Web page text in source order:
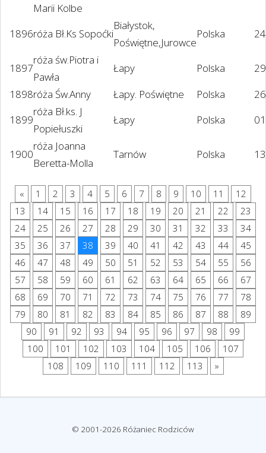
Marii Kolbe
1896róża Bł.Ks Sopoćki
Białystok,
Poświętne,Jurowce
Polska
1897
róża św.Piotra i
Pawła
Łapy Polska
1898róża Św.Anny Łapy. Poświętne Polska
1899
róża Bł.ks. J
Popiełuszki
Łapy Polska
1900
róża Joanna
Beretta-Molla
Tarnów Polska
« 1 2 3 4 5 6 7 8 9 10 11
12
13
14 15 16 17 18 19 20 21 22
23
24
25 26 27 28 29 30 31 32 33
34
35
36 37 38 39 40 41 42 43 44
45
46
47 48 49 50 51 52 53 54 55
56
57
58 59 60 61 62 63 64 65 66
67
68
69 70 71 72 73 74 75 76 77
78
79
80 81 82 83 84 85 86 87 88
89
90
91 92 93 94 95 96 97 98
99
100
101 102 103 104 105 106
107
108
109 110 111 112 113 »
© 2001-2026 Różaniec Rodziców